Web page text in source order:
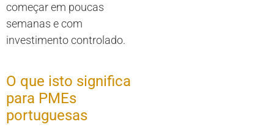
começar em poucas
semanas e com
investimento controlado.
O que isto significa
para PMEs
portuguesas